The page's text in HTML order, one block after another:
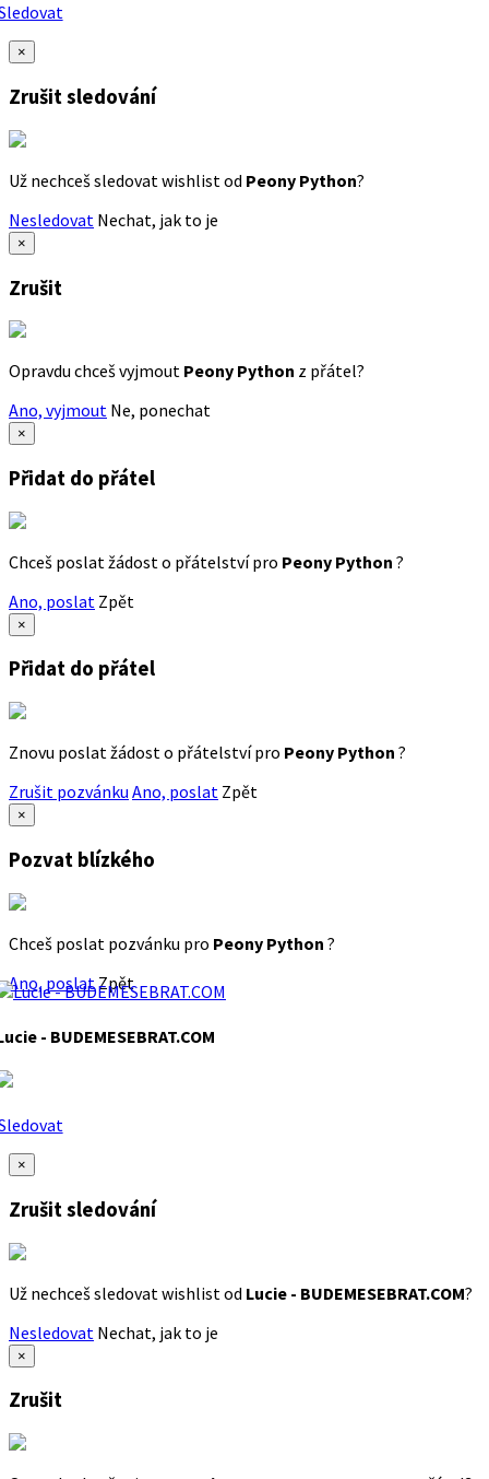
×
Zrušit sledování
Už nechceš sledovat wishlist od Peony Python?
Nesledovat Nechat, jak to je
×
Zrušit
Opravdu chceš vyjmout Peony Python z přátel?
Ano, vyjmout Ne, ponechat
×
Přidat do přátel
Chceš poslat žádost o přátelství pro Peony Python ?
Ano, poslat Zpět
×
Přidat do přátel
Znovu poslat žádost o přátelství pro Peony Python ?
Zrušit pozvánku Ano, poslat Zpět
×
Pozvat blízkého
Chceš poslat pozvánku pro Peony Python ?
Ano, poslatZpět
- BUDEMESEBRAT.COM
×
Zrušit sledování
Už nechceš sledovat wishlist od Lucie - BUDEMESEBRAT.COM?
Nesledovat Nechat, jak to je
×
Zrušit